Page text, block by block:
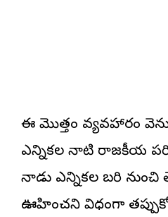
ఈ మొత్తం వ్యవహారం
ఎన్నికల నాటి రాజకీయ
నాడు ఎన్నికల బరి నుంచి
ఊహించని విధంగా